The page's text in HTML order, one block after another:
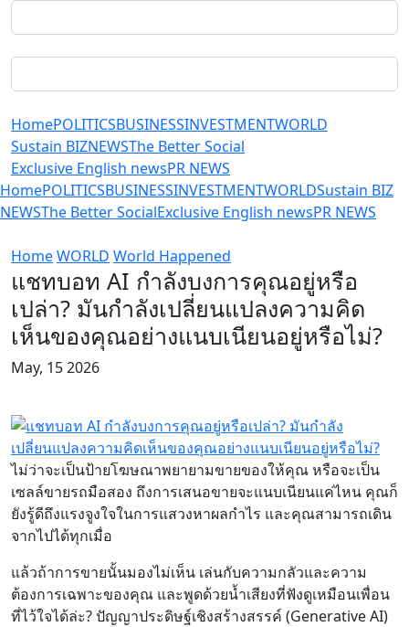
HomePOLITICSBUSINESSINVESTMENTWORLD
Sustain BIZNEWSThe Better Social
Exclusive English newsPR NEWS
HomePOLITICSBUSINESSINVESTMENTWORLDSustain BIZ
NEWSThe Better SocialExclusive English newsPR NEWS
HomeWORLD World Happened
แชทบอท AI กำลังบงการคุณอยู่หรือ
เปล่า? มันกำลังเปลี่ยนแปลงความคิด
เห็นของคุณอย่างแนบเนียนอยู่หรือไม่?
May, 15 2026
ไม่ว่าจะเป็นป้ายโฆษณาพยายามขายของให้คุณ หรือจะเป็น
เซลล์ขายรถมือสอง ถึงการเสนอขายจะแนบเนียนแค่ไหน คุณก็
ยังรู้ดีถึงแรงจูงใจในการแสวงหาผลกำไร และคุณสามารถเดิน
จากไปได้ทุกเมื่อ
แล้วถ้าการขายนั้นมองไม่เห็น เล่นกับความกลัวและความ
ต้องการเฉพาะของคุณ และพูดด้วยน้ำเสียงที่ฟังดูเหมือนเพื่อน
ที่ไว้ใจได้ล่ะ? ปัญญาประดิษฐ์เชิงสร้างสรรค์ (Generative AI)